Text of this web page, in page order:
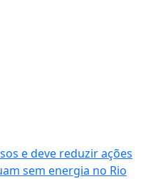
e deve reduzir ações
sem energia no Rio